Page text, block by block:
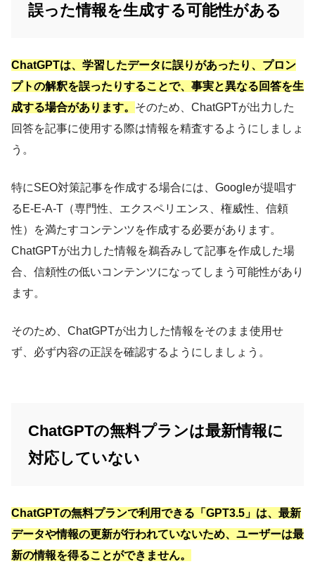
誤った情報を生成する可能性がある
ChatGPTは、学習したデータに誤りがあったり、プロン
プトの解釈を誤ったりすることで、事実と異なる回答を生
成する場合があります。 そのため、ChatGPTが出力した
回答を記事に使用する際は情報を精査するようにしましょ
う。
特にSEO対策記事を作成する場合には、Googleが提唱す
るE-E-A-T（専門性、エクスペリエンス、権威性、信頼
性）を満たすコンテンツを作成する必要があります。
ChatGPTが出力した情報を鵜呑みして記事を作成した場
合、信頼性の低いコンテンツになってしまう可能性があり
ます。
そのため、ChatGPTが出力した情報をそのまま使用せ
ず、必ず内容の正誤を確認するようにしましょう。
ChatGPTの無料プランは最新情報に
対応していない
ChatGPTの無料プランで利用できる「GPT3.5」は、最新
データや情報の更新が行われていないため、ユーザーは最
新の情報を得ることができません。